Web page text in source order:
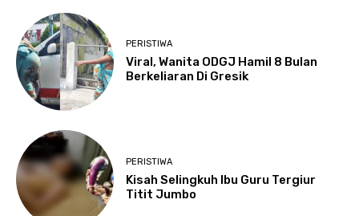
PERISTIWA
Viral, Wanita ODGJ Hamil 8 Bulan
Berkeliaran Di Gresik
PERISTIWA
Kisah Selingkuh Ibu Guru Tergiur
Titit Jumbo